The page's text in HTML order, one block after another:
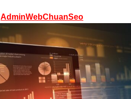
AdminWebChuanSeo